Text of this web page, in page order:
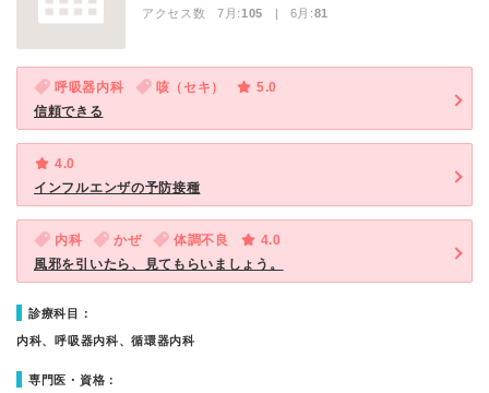
アクセス数 7月:105 | 6月:81
呼吸器内科 咳（セキ）
5.0
信頼できる
4.0
インフルエンザの予防接種
内科 かぜ 体調不良
4.0
風邪を引いたら、見てもらいましょう。
診療科目：
内科、呼吸器内科、循環器内科
専門医・資格：